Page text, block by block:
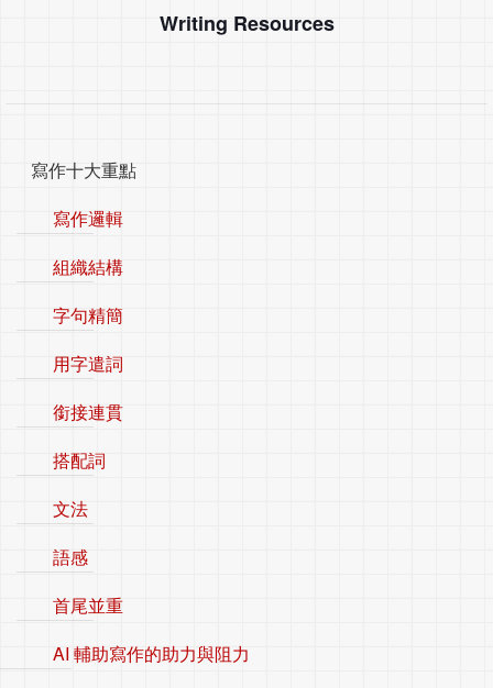
Writing Resources
寫作十大重點
寫作邏輯
組織結構
字句精簡
用字遣詞
銜接連貫
搭配詞
文法
語感
首尾並重
AI 輔助寫作的助力與阻力